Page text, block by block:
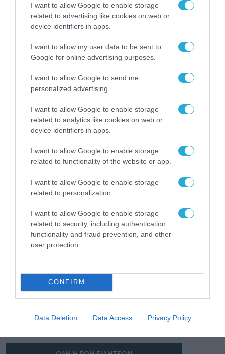
I want to allow Google to enable storage
related to advertising like cookies on web or
device identifiers in apps.
I want to allow my user data to be sent to
Google for online advertising purposes.
I want to allow Google to send me
personalized advertising.
I want to allow Google to enable storage
related to analytics like cookies on web or
device identifiers in apps.
I want to allow Google to enable storage
related to functionality of the website or app.
I want to allow Google to enable storage
related to personalization.
I want to allow Google to enable storage
related to security, including authentication
functionality and fraud prevention, and other
user protection.
CONFIRM
Data Deletion Data Access Privacy Policy
ΡΟΗ ΕΙΔΗΣΕΩΝ
από την ΕΕ έργο “The
Gaming Police”
ενισχύει την ασφάλεια
των παιδιών στο
διαδίκτυο
ΑΑΔΕ: Διευκρινίσεις
για τα πρόστιμα σε
αφορούν τους ΦΗΜ
Σ. Καλαφάτης: «Η
Τεχνητή Νοημοσύνη
δεν είναι απλώς μια
νέα τεχνολογία, είναι
μια νέα βιομηχανική
επανάσταση»
31.07.2026
Νέος οδηγός του ΕΚΤ
για τη χρηματοδότηση
χώρο της άμυνας
31.07.2026
Η πιο ταξιδιάρικη
καλοκαιριού έχει την
υπογραφή της Xiaomi